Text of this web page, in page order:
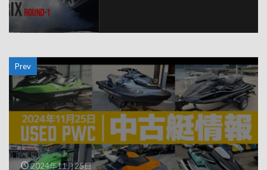
Prev
2024年11月25日